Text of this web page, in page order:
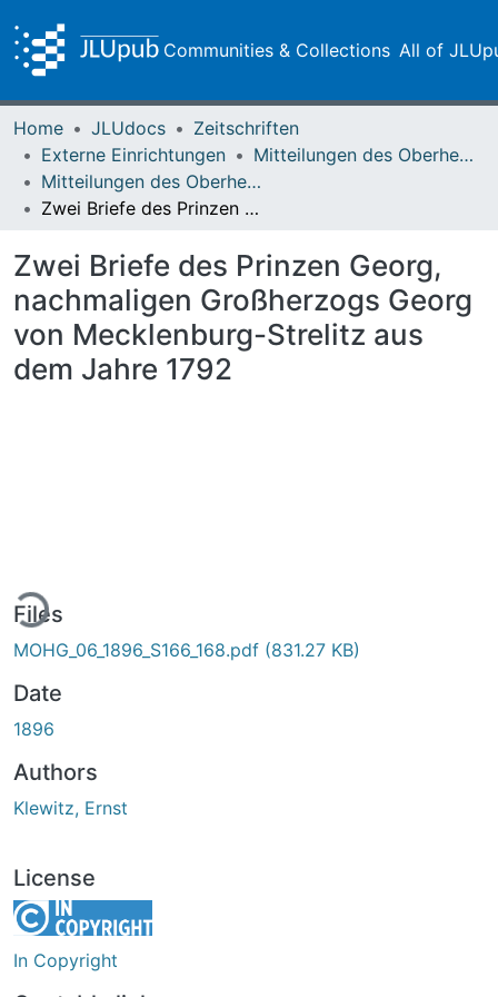
Communities & Collections All of
Home JLUdocs
Zeitschriften
Externe Einrichtungen
Mitteilungen des Oberhessischen Geschichtsvereins Gießen
Mitteilungen des Oberhessischen Geschichtsvereins Gießen Vol. 006 (1896)
Zwei Briefe des Prinzen Georg, nachmaligen Großherzogs Georg von Mecklenburg-Strelitz aus dem Jahre 1792
Zwei Briefe des Prinzen Georg,
nachmaligen Großherzogs Georg
von Mecklenburg-Strelitz aus
dem Jahre 1792
Files
MOHG_06_1896_S166_168.pdf (831.27 KB)
Date
1896
Authors
Klewitz, Ernst
License
In Copyright